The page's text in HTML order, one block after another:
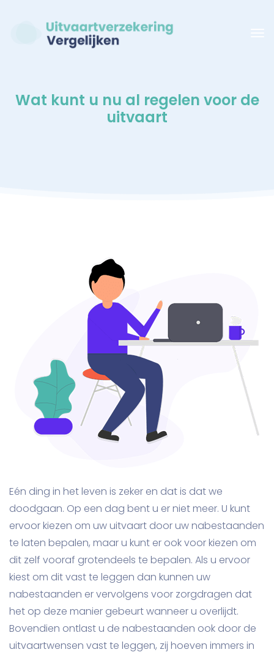
Wat kunt u nu al regelen voor de
uitvaart
Eén ding in het leven is zeker en dat is dat we
doodgaan. Op een dag bent u er niet meer. U kunt
ervoor kiezen om uw uitvaart door uw nabestaanden
te laten bepalen, maar u kunt er ook voor kiezen om
dit zelf vooraf grotendeels te bepalen. Als u ervoor
kiest om dit vast te leggen dan kunnen uw
nabestaanden er vervolgens voor zorgdragen dat
het op deze manier gebeurt wanneer u overlijdt.
Bovendien ontlast u de nabestaanden ook door de
uitvaartwensen vast te leggen, zij hoeven immers in